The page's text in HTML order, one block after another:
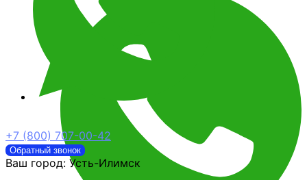
+7 (800) 707-00-42
Обратный звонок
Ваш город: Усть-Илимск